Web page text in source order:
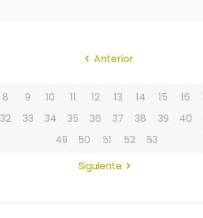
Anterior
8 9 10 11 12 13 14 15 16
32 33 34 35 36 37 38 39 40
49
50 51 52
53
Siguiente